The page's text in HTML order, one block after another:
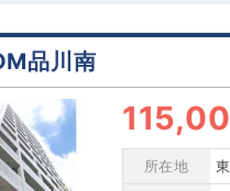
品川南
所在地